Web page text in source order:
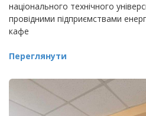
національного технічного
провідними підприємствами
кафе
Переглянути